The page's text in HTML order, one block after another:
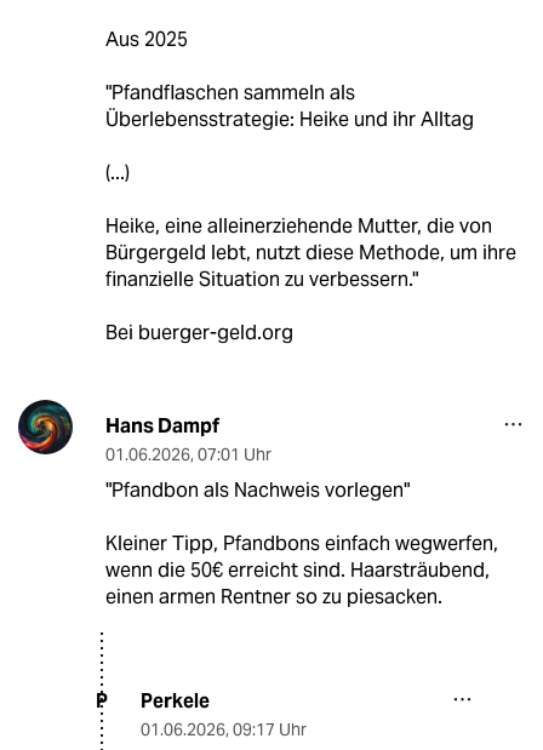
Aus 2025
"Pfandflaschen sammeln als
Überlebensstrategie: Heike und ihr Alltag
(...)
Heike, eine alleinerziehende Mutter, die von
Bürgergeld lebt, nutzt diese Methode, um ihre
finanzielle Situation zu verbessern."
Bei buerger-geld.org
Hans Dampf
01.06.2026, 07:01 Uhr
"Pfandbon als Nachweis vorlegen"
Kleiner Tipp, Pfandbons einfach wegwerfen,
wenn die 50€ erreicht sind. Haarsträubend,
einen armen Rentner so zu piesacken.
P Perkele
01.06.2026, 09:17 Uhr